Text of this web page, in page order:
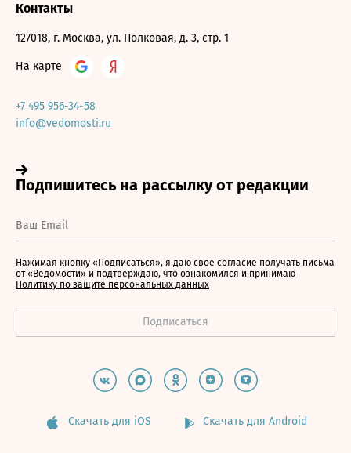
Контакты
127018, г. Москва, ул. Полковая, д. 3, стр. 1
На карте
+7 495 956-34-58
info@vedomosti.ru
Нажимая кнопку «Подписаться», я даю свое согласие получать письма
от «Ведомости» и подтверждаю, что ознакомился и принимаю
Политику по защите персональных данных
Скачать для iOS Скачать для Android